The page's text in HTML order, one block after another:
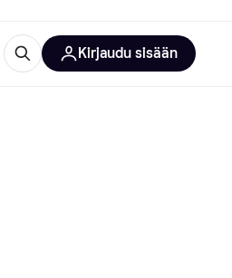
Kirjaudu sisään